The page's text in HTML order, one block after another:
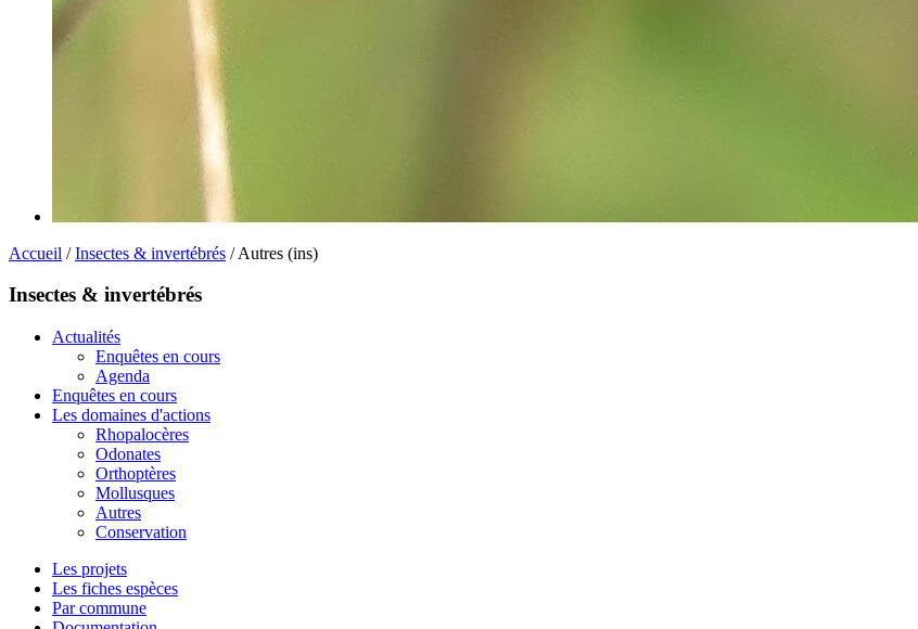
Accueil /Insectes & invertébrés / Autres (ins)
Insectes & invertébrés
Actualités
Enquêtes en cours
Agenda
Enquêtes en cours
Les domaines d'actions
Rhopalocères
Odonates
Orthoptères
Mollusques
Autres
Conservation
Les projets
Les fiches espèces
Par commune